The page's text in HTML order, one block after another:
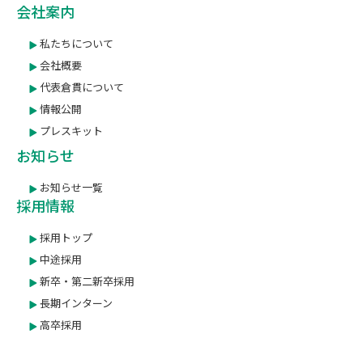
会社案内
私たちについて
会社概要
代表倉貫について
情報公開
プレスキット
お知らせ
お知らせ一覧
採用情報
採用トップ
中途採用
新卒・第二新卒採用
長期インターン
高卒採用